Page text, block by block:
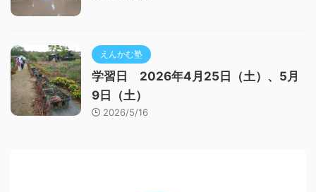
えんかむ塾
学習日 2026年4月25日（土）、5月
9日（土）
2026/5/16